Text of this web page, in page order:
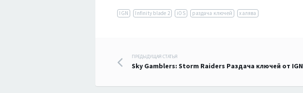
IGN Infinity blade 2 iOS раздача ключей халява
Навигация
по
ПРЕДЫДУЩАЯ СТАТЬЯ
Sky Gamblers: Storm Raiders Раздача ключей от IGN